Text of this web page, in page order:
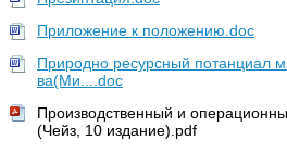
Приложение к положению.doc
Природно ресурсный потанциал
ва(Ми....doc
Производственный и
(Чейз, 10 издание).pdf